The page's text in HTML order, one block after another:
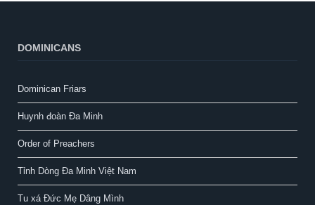
DOMINICANS
Dominican Friars
Huynh đoàn Đa Minh
Order of Preachers
Tỉnh Dòng Đa Minh Việt Nam
Tu xá Đức Mẹ Dâng Mình